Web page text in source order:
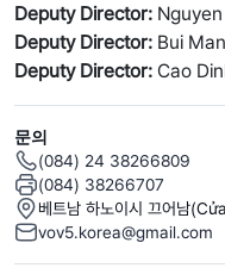
Deputy Director:
Deputy Director: Bui
Deputy Director: Cao
문의
(084) 24 38266809
(084) 38266707
베트남 하노이시 끄어남
vov5.korea@gmail.com